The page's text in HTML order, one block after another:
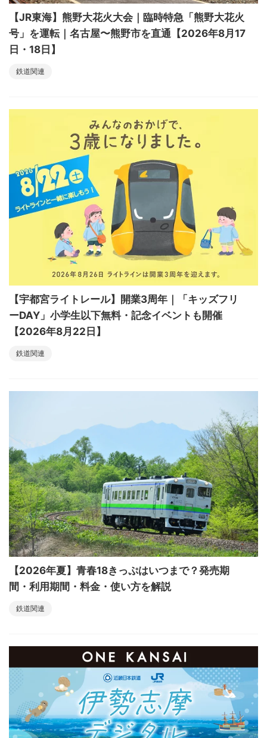
【JR東海】熊野大花火大会｜臨時特急「熊野大花火
号」を運転｜名古屋〜熊野市を直通【2026年8月17
日・18日】
鉄道関連
【宇都宮ライトレール】開業3周年｜「キッズフリ
ーDAY」小学生以下無料・記念イベントも開催
【2026年8月22日】
鉄道関連
【2026年夏】青春18きっぷはいつまで？発売期
間・利用期間・料金・使い方を解説
鉄道関連